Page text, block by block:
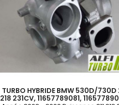
TURBO HYBRIDE BMW 530D/730D
218 231CV, 11657789081,